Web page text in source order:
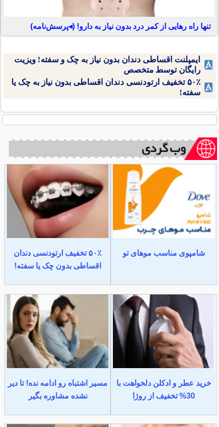
تنها راه رهایی از کمر درد بدون نیاز به دارو! (◂پرسش‌نامه)
ایمپلنت اقساطی دندان بدون نیاز به چک و سفته! ویزیت
رایگان توسط متخصص
۵۰٪ تخفیف ارتودنسی دندان اقساطی بدون نیاز به چک یا
سفته!
شامپوی مناسب موهای تو
۵۰٪ تخفیف ارتودنسی دندان
اقساطی بدون چک یا سفته!
خرید عطر و ادکلن دلخواهت با
30% تخفیف از روژا
مسیر اشتباه رو ادامه نده! تا دیر
نشده مشاوره بگیر